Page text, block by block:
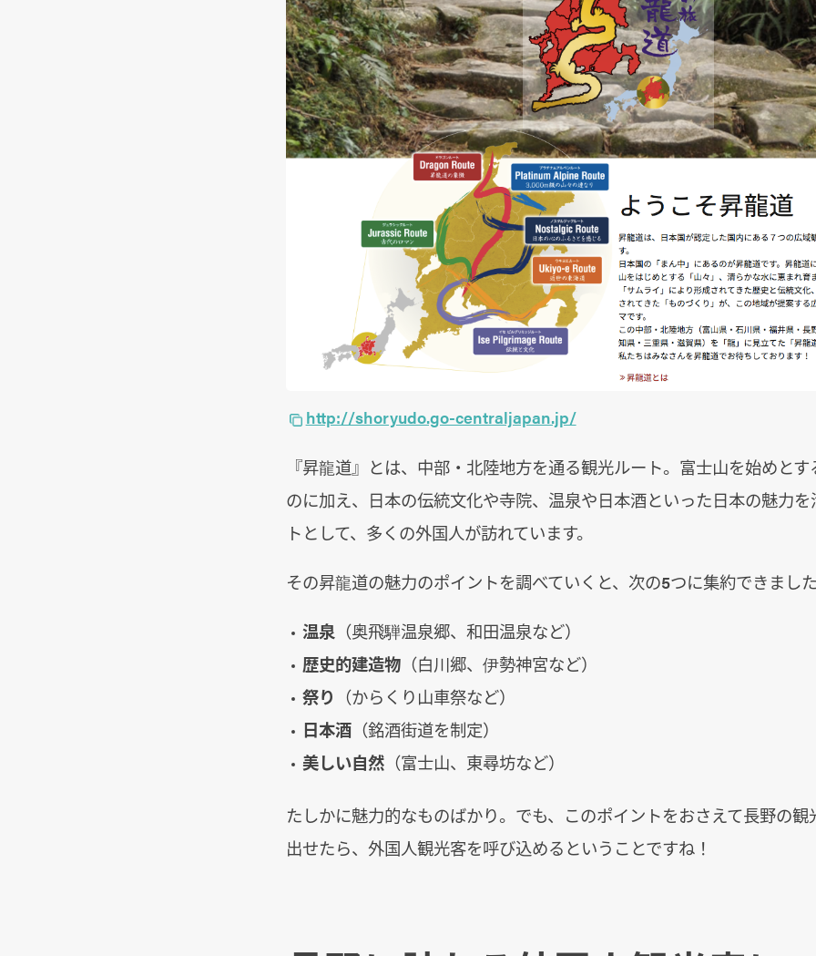
http://shoryudo.go-centraljapan.jp/
『昇龍道』とは、中部・北陸地方を通る観光ルート。富士山を始めと
のに加え、日本の伝統文化や寺院、温泉や日本酒といった日本の魅力
トとして、多くの外国人が訪れています。
その昇龍道の魅力のポイントを調べていくと、次の5つに集約できまし
温泉 （奥飛騨温泉郷、和田温泉など）
歴史的建造物 （白川郷、伊勢神宮など）
祭り （からくり山車祭など）
日本酒 （銘酒街道を制定）
美しい自然 （富士山、東尋坊など）
たしかに魅力的なものばかり。でも、このポイントをおさえて長野の観
出せたら、外国人観光客を呼び込めるということですね！